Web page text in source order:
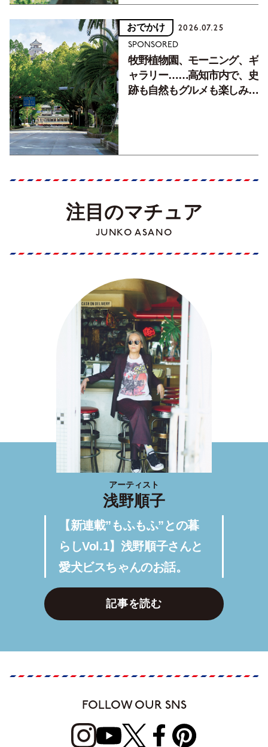
おでかけ 2026.07.25
SPONSORED
牧野植物園、モーニング、ギ
ャラリー……高知市内で、史
跡も自然もグルメも楽しみ尽
注目のマチュア
JUNKO ASANO
アーティスト
浅野順子
【新連載”もふもふ”との暮
らしVol.1】浅野順子さんと
愛犬ビスちゃんのお話。
記事を読む
FOLLOW OUR SNS